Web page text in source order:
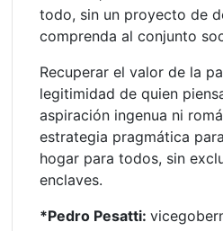
todo, sin un proyecto de
comprenda al conjunto
Recuperar el valor de la
legitimidad de quien
aspiración ingenua ni
estrategia pragmática
hogar para todos, sin
enclaves.
*Pedro Pesatti: